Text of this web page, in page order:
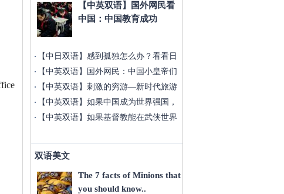
【中英双语】国外网民看
中国：中国教育成功
【中日双语】感到孤独怎么办？看看日
本
【中英双语】国外网民：中国小皇帝们
长
【中英双语】刺激的穷游—新时代旅游
方
【中英双语】如果中国成为世界强国，
生
【中英双语】如果基督教能在武侠世界
双语美文
The 7 facts of Minions that
you should know..